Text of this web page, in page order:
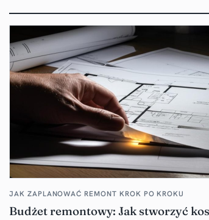
JAK ZAPLANOWAĆ REMONT KROK PO KROKU
Budżet remontowy: Jak stworzyć